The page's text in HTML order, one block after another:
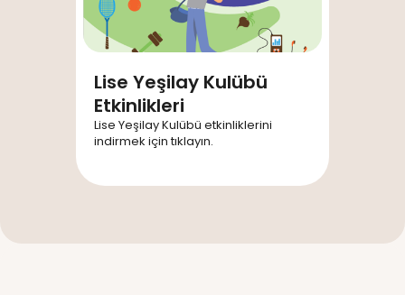
Lise Yeşilay Kulübü
Etkinlikleri
Lise Yeşilay Kulübü etkinliklerini
indirmek için tıklayın.